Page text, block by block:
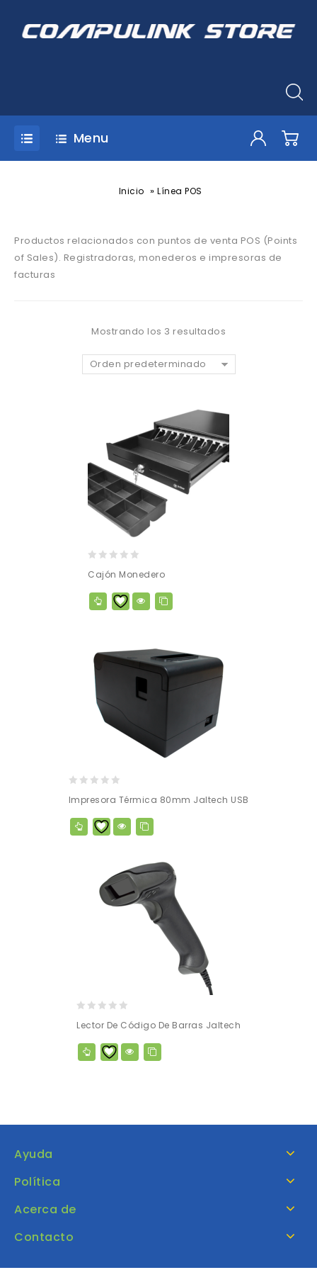
Menu
Inicio » Línea POS
Productos relacionados con puntos de venta POS (Points
of Sales). Registradoras, monederos e impresoras de
facturas
Mostrando los 3 resultados
Orden predeterminado
out
of
Cajón Monedero
out
of
Impresora Térmica 80mm Jaltech USB
out
of
Lector De Código De Barras Jaltech
Ayuda
Política
Acerca de
Contacto